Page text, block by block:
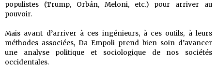
populistes (Trump, Orbán, Meloni, etc.) pour arriver au
pouvoir.
Mais avant d’arriver à ces ingénieurs, à ces outils, à leurs
méthodes associées, Da Empoli prend bien soin d’avancer
une analyse politique et sociologique de nos sociétés
occidentales.